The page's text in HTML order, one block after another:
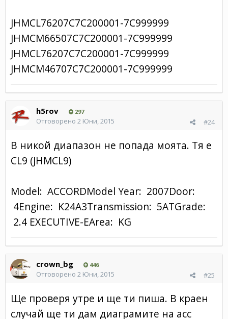
JHMCL76207C7C200001-7C999999
JHMCM66507C7C200001-7C999999
JHMCL76207C7C200001-7C999999
JHMCM46707C7C200001-7C999999
h5rov 297
#24
Отговорено 2 Юни, 2015
В никой диапазон не попада моята. Тя е
CL9 (JHMCL9)
Model: ACCORDModel Year: 2007Door:
4Engine: K24A3Transmission: 5ATGrade:
2.4 EXECUTIVE-EArea: KG
crown_bg 446
#25
Отговорено 2 Юни, 2015
Ще проверя утре и ще ти пиша. В краен
случай ще ти дам диаграмите на асс